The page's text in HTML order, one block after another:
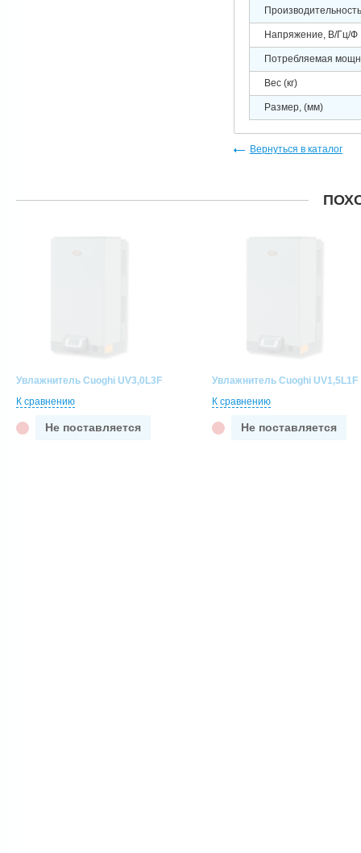
Напряжение, В/Гц/Ф
Потребляемая
Вес (кг)
Размер, (мм)
Вернуться в каталог
Увлажнитель Cuoghi UV3,0L3F
К сравнению
Не поставляется
Увлажнитель Cuoghi UV1,5L1F
К сравнению
Не поставляется